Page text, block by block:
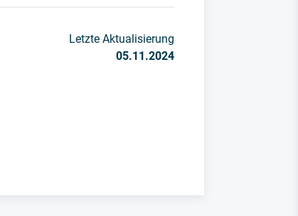
Letzte Aktualisierung
05.11.2024